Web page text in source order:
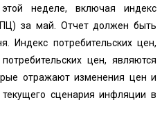
неделе, включая индекс
за май. Отчет должен быть
Индекс потребительских цен,
цен, являются
отражают изменения цен и
сценария инфляции в